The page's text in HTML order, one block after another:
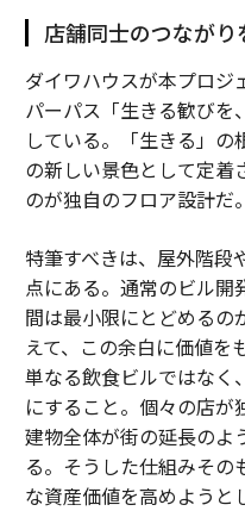
店舗同士のつなが
ダイワハウスが本プロジ
パーパス「生きる歓び
している。「生きる」
の新しい景色として定着
のが独自のフロア設計だ。
特筆すべきは、屋外階段
点にある。通常のビル開
間は最小限にとどめるの
えて、この余白に価値を
単なる飲食ビルではなく
にすること。個々の店が
建物全体が街の延長のよ
る。そうした仕組みその
な資産価値を高めようと